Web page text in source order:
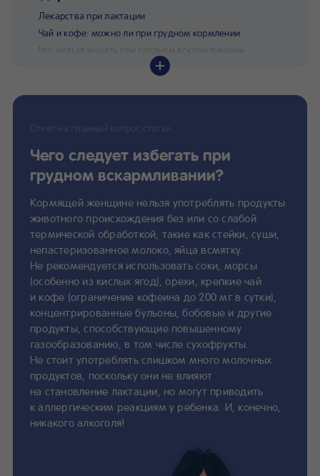
Лекарства при лактации
Чай и кофе: можно ли при грудном кормлении
Что нельзя кушать при грудном вскармливании
Чего следует избегать при
грудном вскармливании?
Кормящей женщине нельзя употреблять продукты
животного происхождения без или со слабой
термической обработкой, такие как стейки, суши,
непастеризованное молоко, яйца всмятку.
Не рекомендуется использовать соки, морсы
(особенно из кислых ягод), орехи, крепкие чай
и кофе (ограничение кофеина до 200 мг в сутки),
концентрированные бульоны, бобовые и другие
продукты, способствующие повышенному
газообразованию, в том числе сухофрукты.
Не стоит употреблять слишком много молочных
продуктов, поскольку они не влияют
на становление лактации, но могут приводить
к аллергическим реакциям у ребенка. И, конечно,
никакого алкоголя!